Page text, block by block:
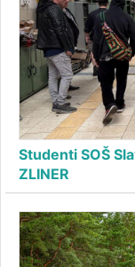
Studenti SOŠ
ZLINER